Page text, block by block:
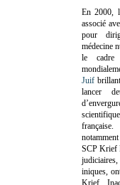
En 2000,
associé
pour
médecine
le cadre
Juif
lancer
SCP Krief
iniques,
Krief.